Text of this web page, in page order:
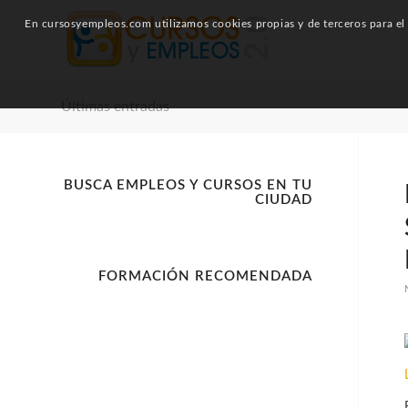
Últimas entradas
BUSCA EMPLEOS Y CURSOS EN TU
CIUDAD
FORMACIÓN RECOMENDADA
En cursosyempleos.com utilizamos cookies propias y de terceros para